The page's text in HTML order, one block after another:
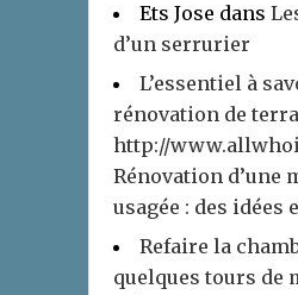
Ets Jose dans
d’un serrurier
L’essentiel à
rénovation de
http://
Rénovation d’une
usagée : des idées
Refaire la
quelques tours de